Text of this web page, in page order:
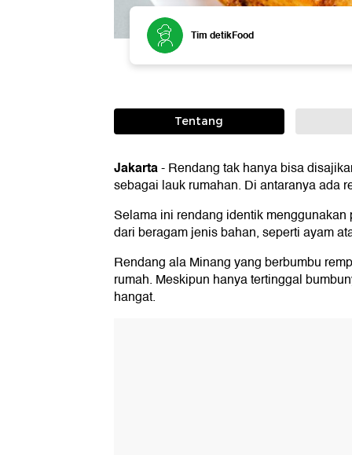
Tim detikFood
Tentang
Jakarta-Rendang tak hanya bisa
sebagai lauk rumahan. Di antaranya ada
Selama ini rendang identik
dari beragam jenis bahan, seperti ayam
Rendang ala Minang yang berbumbu
rumah. Meskipun hanya tertinggal
hangat.